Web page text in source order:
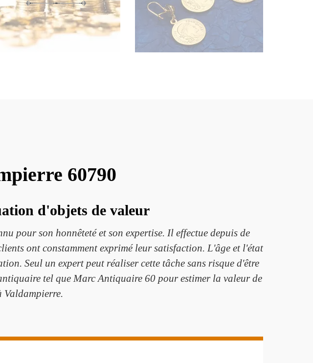
60790
d'objets de valeur
pour son honnêteté et son expertise. Il effectue depuis de
ont constamment exprimé leur satisfaction. L'âge et l'état
Seul un expert peut réaliser cette tâche sans risque d'être
tel que Marc Antiquaire 60 pour estimer la valeur de
Valdampierre.